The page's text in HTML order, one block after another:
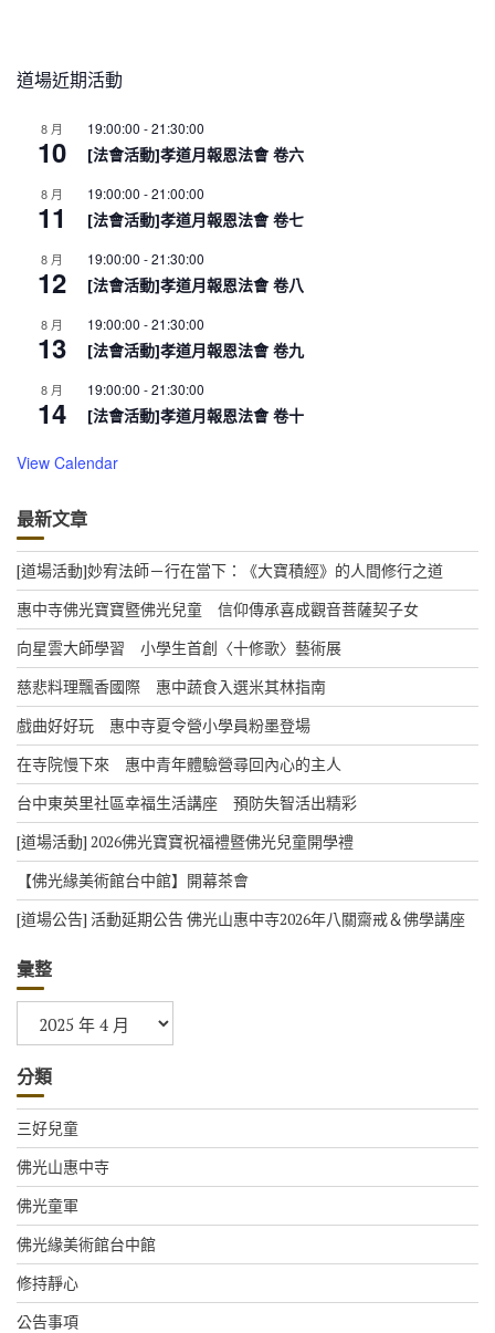
道場近期活動
8 月
10
19:00:00 -21:30:00
[法會活動]孝道月報恩法會 卷六
8 月
11
19:00:00 -21:00:00
[法會活動]孝道月報恩法會 卷七
8 月
12
19:00:00 -21:30:00
[法會活動]孝道月報恩法會 卷八
8 月
13
19:00:00 -21:30:00
[法會活動]孝道月報恩法會 卷九
8 月
14
19:00:00 -21:30:00
[法會活動]孝道月報恩法會 卷十
View Calendar
最新文章
[道場活動]妙宥法師－行在當下：《大寶積經》的人間修行之道
惠中寺佛光寶寶暨佛光兒童 信仰傳承喜成觀音菩薩契子女
向星雲大師學習 小學生首創〈十修歌〉藝術展
慈悲料理飄香國際 惠中蔬食入選米其林指南
戲曲好好玩 惠中寺夏令營小學員粉墨登場
在寺院慢下來 惠中青年體驗營尋回內心的主人
台中東英里社區幸福生活講座 預防失智活出精彩
[道場活動] 2026佛光寶寶祝福禮暨佛光兒童開學禮
【佛光緣美術館台中館】開幕茶會
[道場公告] 活動延期公告 佛光山惠中寺2026年八關齋戒＆佛學講座
彙整
分類
三好兒童
佛光山惠中寺
佛光童軍
佛光緣美術館台中館
修持靜心
公告事項